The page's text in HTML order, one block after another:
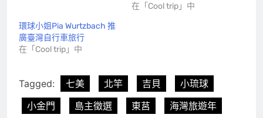
在「Cool trip」中
環球小姐Pia Wurtzbach 推
廣臺灣自行車旅行
在「Cool trip」中
Tagged: 七美 北竿 吉貝
小琉球
小金門
島主徵選 東莒
海灣旅遊年